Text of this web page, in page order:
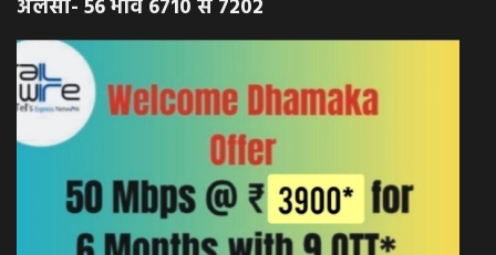
अलसी- 56 भाव 6710 से 7202